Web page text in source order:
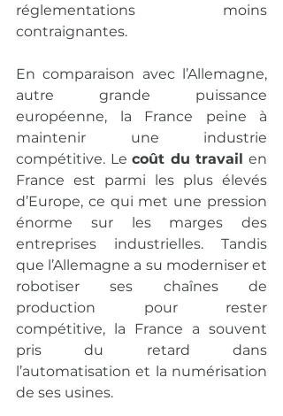
réglementations moins
contraignantes.
En comparaison avec l’Allemagne,
autre grande puissance
européenne, la France peine à
maintenir une industrie
compétitive. Le coût du travail en
France est parmi les plus élevés
d’Europe, ce qui met une pression
énorme sur les marges des
entreprises industrielles. Tandis
que l’Allemagne a su moderniser et
robotiser ses chaînes de
production pour rester
compétitive, la France a souvent
pris du retard dans
l’automatisation et la numérisation
de ses usines.